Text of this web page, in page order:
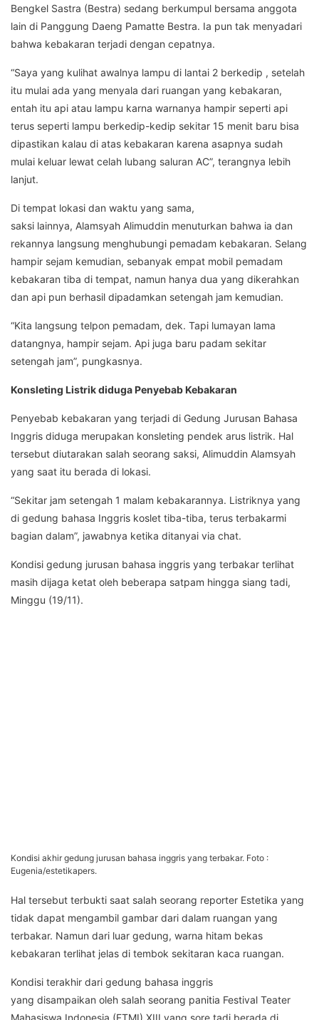
Bengkel Sastra (Bestra) sedang berkumpul bersama anggota
lain di Panggung Daeng Pamatte Bestra. Ia pun tak menyadari
bahwa kebakaran terjadi dengan cepatnya.
“Saya yang kulihat awalnya lampu di lantai 2 berkedip , setelah
itu mulai ada yang menyala dari ruangan yang kebakaran,
entah itu api atau lampu karna warnanya hampir seperti api
terus seperti lampu berkedip-kedip sekitar 15 menit baru bisa
dipastikan kalau di atas kebakaran karena asapnya sudah
mulai keluar lewat celah lubang saluran AC”, terangnya lebih
lanjut.
Di tempat lokasi dan waktu yang sama,
saksi lainnya, Alamsyah Alimuddin menuturkan bahwa ia dan
rekannya langsung menghubungi pemadam kebakaran. Selang
hampir sejam kemudian, sebanyak empat mobil pemadam
kebakaran tiba di tempat, namun hanya dua yang dikerahkan
dan api pun berhasil dipadamkan setengah jam kemudian.
“Kita langsung telpon pemadam, dek. Tapi lumayan lama
datangnya, hampir sejam. Api juga baru padam sekitar
setengah jam”, pungkasnya.
Konsleting Listrik diduga Penyebab Kebakaran
Penyebab kebakaran yang terjadi di Gedung Jurusan Bahasa
Inggris diduga merupakan konsleting pendek arus listrik. Hal
tersebut diutarakan salah seorang saksi, Alimuddin Alamsyah
yang saat itu berada di lokasi.
“Sekitar jam setengah 1 malam kebakarannya. Listriknya yang
di gedung bahasa Inggris koslet tiba-tiba, terus terbakarmi
bagian dalam”, jawabnya ketika ditanyai via chat.
Kondisi gedung jurusan bahasa inggris yang terbakar terlihat
masih dijaga ketat oleh beberapa satpam hingga siang tadi,
Minggu (19/11).
Kondisi akhir gedung jurusan bahasa inggris yang terbakar. Foto :
Eugenia/estetikapers.
Hal tersebut terbukti saat salah seorang reporter Estetika yang
tidak dapat mengambil gambar dari dalam ruangan yang
terbakar. Namun dari luar gedung, warna hitam bekas
kebakaran terlihat jelas di tembok sekitaran kaca ruangan.
Kondisi terakhir dari gedung bahasa inggris
yang disampaikan oleh salah seorang panitia Festival Teater
Mahasiswa Indonesia (FTMI) XIII yang sore tadi berada di